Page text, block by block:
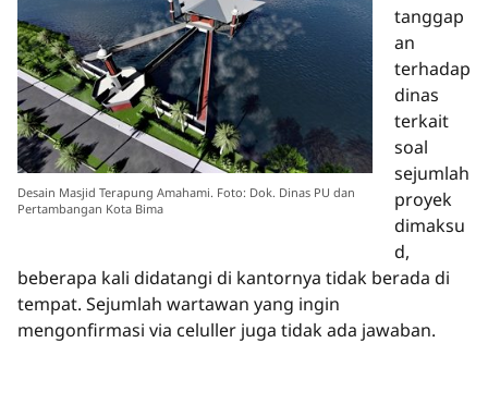
Desain Masjid Terapung Amahami. Foto: Dok. Dinas PU dan
Pertambangan Kota Bima
tanggap
an
terhadap
dinas
terkait
soal
sejumlah
proyek
dimaksu
d,
beberapa kali didatangi di kantornya tidak berada di
tempat. Sejumlah wartawan yang ingin
mengonfirmasi via celuller juga tidak ada jawaban.